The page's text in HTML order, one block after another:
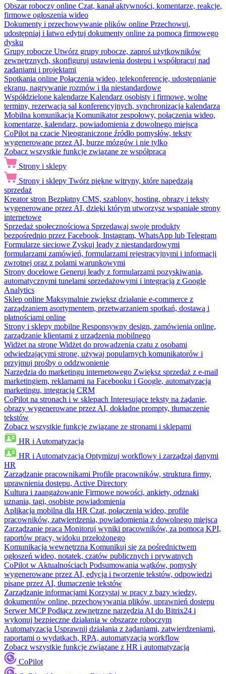
Obszar roboczy online Czat, kanał aktywności, komentarze, reakcje,
firmowe ogłoszenia wideo
Dokumenty i przechowywanie plików online Przechowuj,
udostępniaj i łatwo edytuj dokumenty online za pomocą firmowego
dysku
Grupy robocze Utwórz grupy robocze, zaproś użytkowników
zewnętrznych, skonfiguruj ustawienia dostępu i współpracuj nad
zadaniami i projektami
Spotkania online Połączenia wideo, telekonferencje, udostępnianie
ekranu, nagrywanie rozmów i tła niestandardowe
Współdzielone kalendarze Kalendarz osobisty i firmowe, wolne
terminy, rezerwacja sal konferencyjnych, synchronizacja kalendarza
Mobilna komunikacja Komunikator zespołowy, połączenia wideo,
komentarze, kalendarz, powiadomienia z dowolnego miejsca
CoPilot na czacie Nieograniczone źródło pomysłów, teksty
wygenerowane przez AI, burze mózgów i nie tylko
Zobacz wszystkie funkcje związane ze współpracą
Strony i sklepy
Strony i sklepy Twórz piękne witryny, które napędzają
sprzedaż
Kreator stron Bezpłatny CMS, szablony, hosting, obrazy i teksty
wygenerowane przez AI, dzięki którym utworzysz wspaniałe strony
internetowe
Sprzedaż społecznościowa Sprzedawaj swoje produkty
bezpośrednio przez Facebook, Instagram, WhatsApp lub Telegram
Formularze sieciowe Zyskuj leady z niestandardowymi
formularzami zamówień, formularzami rejestracyjnymi i informacji
zwrotnej oraz z polami warunkowymi
Strony docelowe Generuj leady z formularzami pozyskiwania,
automatycznymi tunelami sprzedażowymi i integracją z Google
Analytics
Sklep online Maksymalnie zwiększ działanie e-commerce z
zarządzaniem asortymentem, przetwarzaniem spotkań, dostawą i
płatnościami online
Strony i sklepy mobilne Responsywny design, zamówienia online,
zarządzanie klientami z urządzenia mobilnego
Widżet na stronę Widżet do prowadzenia czatu z osobami
odwiedzającymi stronę, używaj popularnych komunikatorów i
przyjmuj prośby o oddzwonienie
Narzędzia do marketingu internetowego Zwiększ sprzedaż z e-mail
marketingiem, reklamami na Facebooku i Google, automatyzacją
marketingu, integracją CRM
CoPilot na stronach i w sklepach Interesujące teksty na żądanie,
obrazy wygenerowane przez AI, dokładne prompty, tłumaczenie
tekstów
Zobacz wszystkie funkcje związane ze stronami i sklepami
HR i Automatyzacja
HR i Automatyzacja Optymizuj workflowy i zarządzaj danymi
HR
Zarządzanie pracownikami Profile pracowników, struktura firmy,
uprawnienia dostępu, Active Directory
Kultura i zaangażowanie Firmowe nowości, ankiety, odznaki
uznania, tagi, osobiste powiadomienia
Aplikacja mobilna dla HR Czat, połączenia wideo, profile
pracowników, zatwierdzenia, powiadomienia z dowolnego miejsca
Zarządzanie pracą Monitoruj wyniki pracowników, za pomocą KPI,
raportów pracy, widoku przełożonego
Komunikacja wewnętrzna Komunikuj się za pośrednictwem
ogłoszeń wideo, notatek, czatów publicznych i prywatnych
CoPilot w Aktualnościach Podsumowania wątków, pomysły
wygenerowane przez AI, edycja i tworzenie tekstów, odpowiedzi
pisane przez AI, tłumaczenie tekstów
Zarządzanie informacjami Korzystaj w pracy z bazy wiedzy,
dokumentów online, przechowywania plików, uprawnień dostępu
Serwer MCP Podłącz zewnętrzne narzędzia AI do Bitrix24 i
wykonuj bezpieczne działania w obszarze roboczym
Automatyzacja Usprawnij działania z żądaniami, zatwierdzeniami,
raportami o wydatkach, RPA, automatyzacją workflow
Zobacz wszystkie funkcje związane z HR i automatyzacją
CoPilot